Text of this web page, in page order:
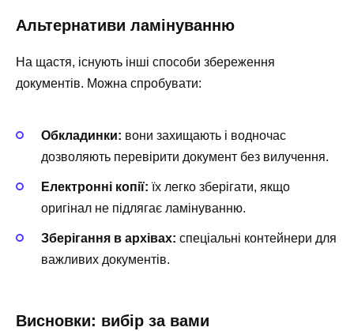
Альтернативи ламінуванню
На щастя, існують інші способи збереження
документів. Можна спробувати:
Обкладинки: вони захищають і водночас
дозволяють перевірити документ без вилучення.
Електронні копії: їх легко зберігати, якщо
оригінал не підлягає ламінуванню.
Зберігання в архівах: спеціальні контейнери для
важливих документів.
Висновки: вибір за вами